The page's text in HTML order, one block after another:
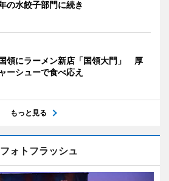
水餃子部門に続き
領にラーメン新店「国領大門」 厚
ーシューで食べ応え
もっと見る
フォトフラッシュ